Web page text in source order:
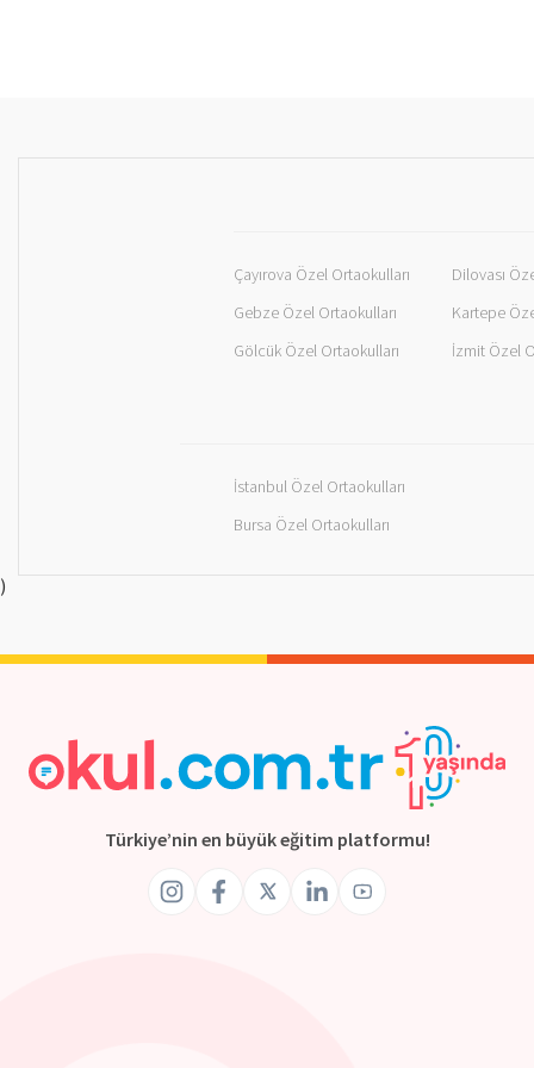
Çayırova Özel Ortaokulları
Dilovası
Gebze Özel Ortaokulları
Kartepe
Gölcük Özel Ortaokulları
İzmit Özel
İstanbul Özel Ortaokulları
Bursa Özel Ortaokulları
)
Türkiye’nin en büyük eğitim platformu!